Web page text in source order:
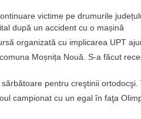
victime pe drumurile
după un accident cu o mașină
organizată cu implicarea UPT
Moșnița Nouă. S-a făcut
pentru creştinii ortodocşi.
campionat cu un egal în faţa